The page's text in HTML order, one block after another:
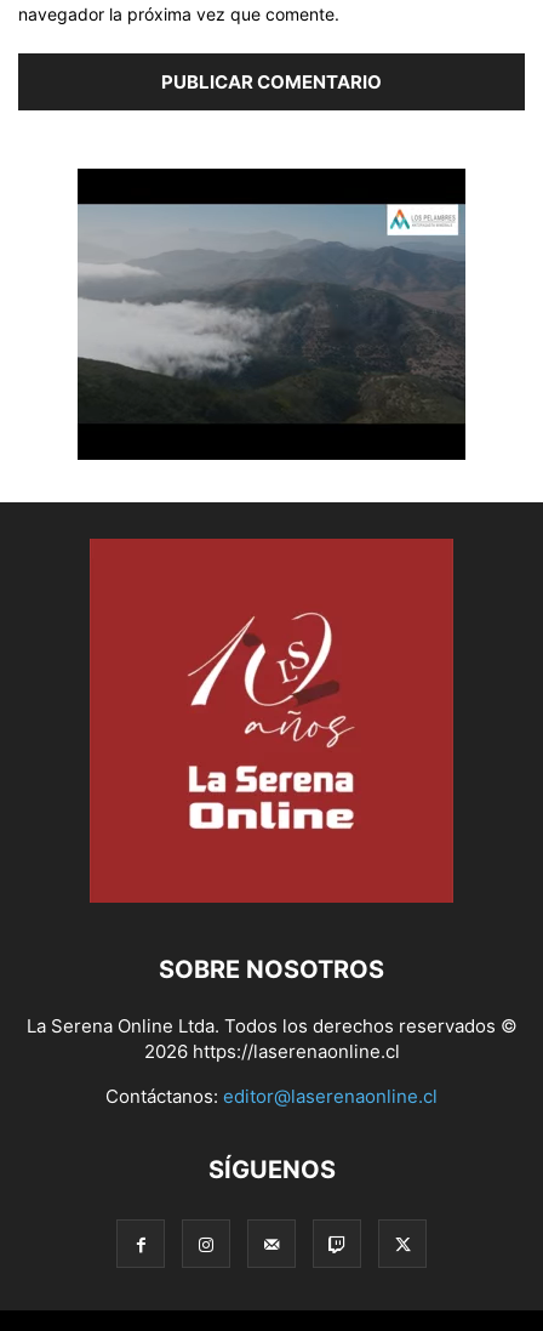
navegador la próxima vez que comente.
SOBRE NOSOTROS
La Serena Online Ltda. Todos los derechos reservados ©
2026 https://laserenaonline.cl
Contáctanos: editor@laserenaonline.cl
SÍGUENOS